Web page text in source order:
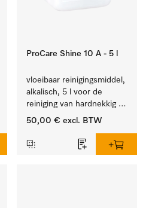
ProCare Shine 10 A - 5 l
vloeibaar reinigingsmiddel,
alkalisch, 5 l voor de
reiniging van hardnekkig
vuil op serviesgoed,
50,00 € excl. BTW